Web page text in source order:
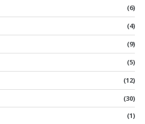
(6)
(4)
(9)
(5)
(12)
(30)
(1)